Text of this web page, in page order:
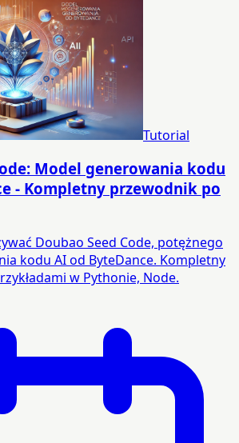
Tutorial
Model generowania kodu
- Kompletny przewodnik po
Doubao Seed Code, potężnego
kodu AI od ByteDance. Kompletny
w Pythonie, Node.